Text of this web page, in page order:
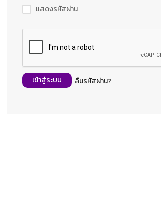
แสดงรหัสผ่าน
เข้าสู่ระบบ ลืมรหัสผ่าน?